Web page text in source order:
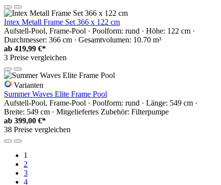
Intex Metall Frame Set 366 x 122 cm
Aufstell-Pool, Frame-Pool · Poolform: rund · Höhe: 122 cm ·
Durchmesser: 366 cm · Gesamtvolumen: 10.70 m³
ab 419,99 €*
3 Preise vergleichen
Varianten
Summer Waves Elite Frame Pool
Aufstell-Pool, Frame-Pool · Poolform: rund · Länge: 549 cm ·
Breite: 549 cm · Mitgeliefertes Zubehör: Filterpumpe
ab 399,00 €*
38 Preise vergleichen
1
2
3
4